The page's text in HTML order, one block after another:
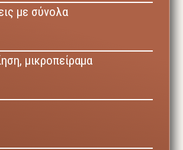
με σύνολα
μικροπείραμα